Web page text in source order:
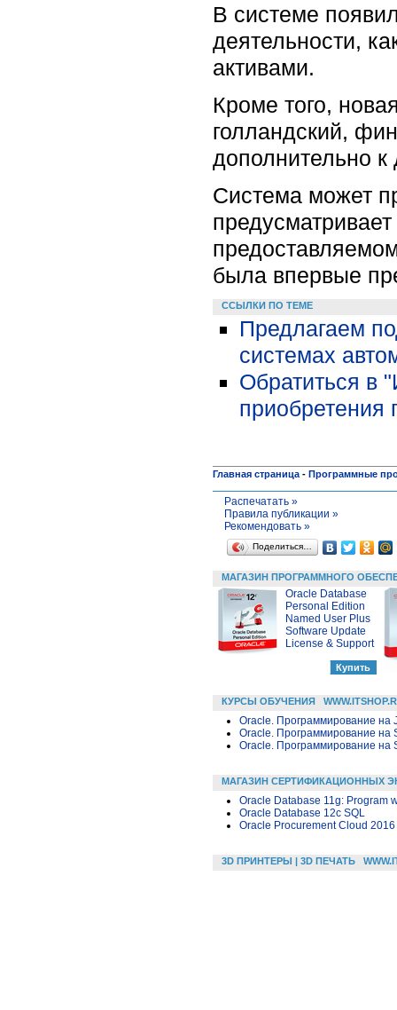
В системе
деятельности,
активами.
Кроме того,
голландский,
дополнительно
Система может
была впервые
ССЫЛКИ ПО ТЕМЕ
Предлагаем
системах
Обратиться в
приобретения
Главная страница - Программные
Распечатать »
Правила публикации »
Рекомендовать »
Поделиться…
МАГАЗИН ПРОГРАММНОГО
Oracle Database
Personal Edition
Named User Plus
Software Update
License & Support
КУРСЫ ОБУЧЕНИЯ
Oracle. Программирование на
Oracle. Программирование на
Oracle. Программирование на
МАГАЗИН СЕРТИФИКАЦИОННЫХ
Oracle Database 11g: Program
Oracle Database 12c SQL
Oracle Procurement Cloud
3D ПРИНТЕРЫ | 3D ПЕЧАТЬ